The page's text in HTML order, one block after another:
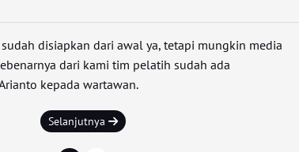
disiapkan dari awal ya, tetapi mungkin media
dari kami tim pelatih sudah ada
kepada wartawan.
Selanjutnya